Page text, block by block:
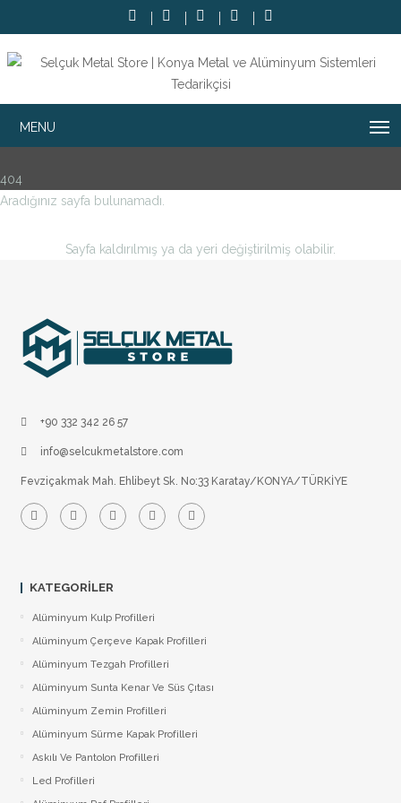
404
Aradığınız sayfa bulunamadı.
Sayfa kaldırılmış ya da yeri değiştirilmiş olabilir.
+90 332 342 26 57
info@selcukmetalstore.com
Fevziçakmak Mah. Ehlibeyt Sk. No:33 Karatay/KONYA/TÜRKİYE
KATEGORILER
Alüminyum Kulp Profilleri
Alüminyum Çerçeve Kаpаk Profilleri
Alüminyum Tezgah Profilleri
Alüminyum Sunta Kenar Ve Süs Çıtası
Alüminyum Zemin Profilleri
Alüminyum Sürme Kapak Profilleri
Askılı Ve Pantolon Profilleri
Led Profilleri